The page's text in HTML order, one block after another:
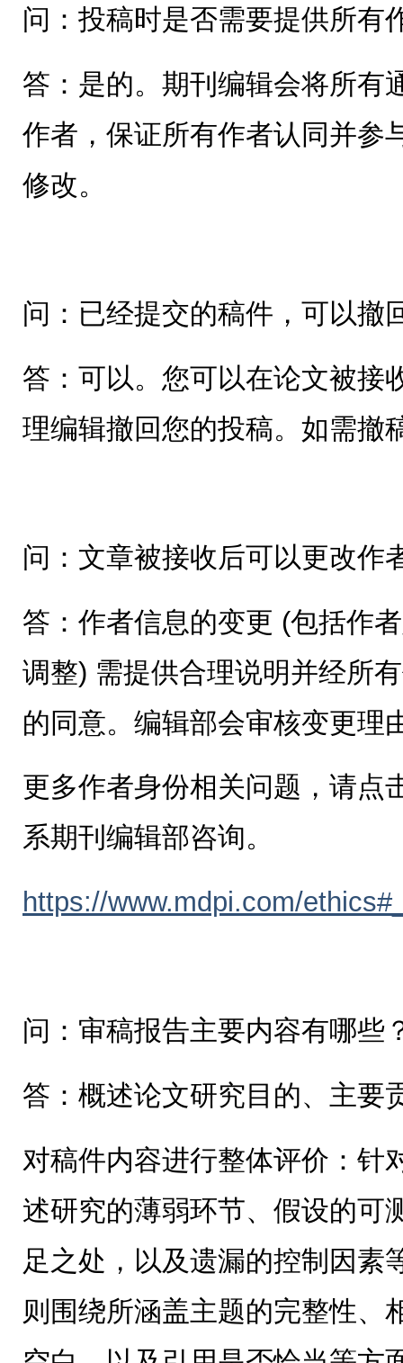
问：投稿时是否需要提供所有
答：是的。期刊编辑会将所有
作者，保证所有作者认同并参
修改。
问：已经提交的稿件，可以撤
答：可以。您可以在论文被接
理编辑撤回您的投稿。如需撤
问：文章被接收后可以更改作
答：作者信息的变更 (包括作
调整) 需提供合理说明并经所
的同意。编辑部会审核变更理
更多作者身份相关问题，请点
系期刊编辑部咨询。
https://www.mdpi.com/
问：审稿报告主要内容有哪些
答：概述论文研究目的、主要
对稿件内容进行整体评价：针
述研究的薄弱环节、假设的可
足之处，以及遗漏的控制因素
则围绕所涵盖主题的完整性、